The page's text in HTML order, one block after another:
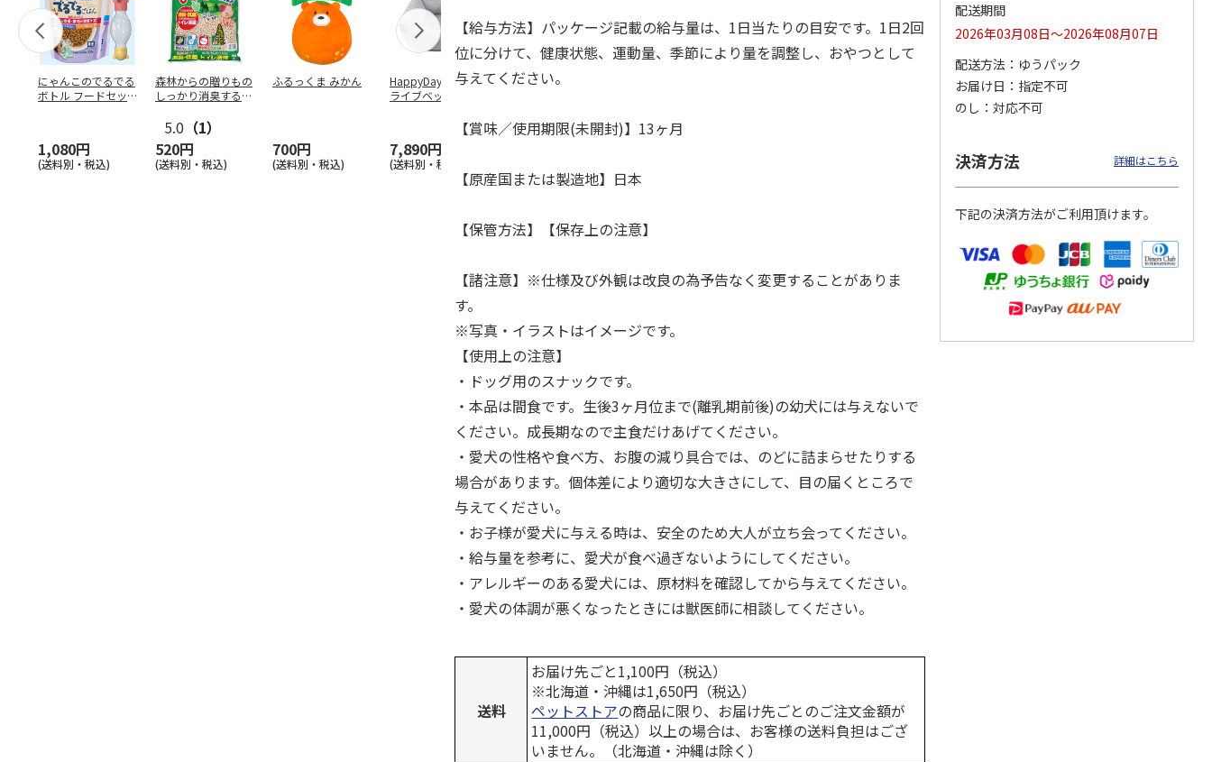
にゃんこのでるでる
ボトル フードセッ
1,080円
(送料別・税込)
森林からの贈りもの
しっかり消臭するひ
5.0 （1）
520円
(送料別・税込)
ふるっくま みかん
700円
(送料別・税込)
HappyDays 2wayド
ライブベッド グレ
7,890円
(送料別・税込)
獣医師開発 ニオイ
レー
ペット線香 虹のか
なた フルーティフ
ローラルの香り
590円
(送料別・税込) (送料別・税込)
【給与方法】パッケージ記載の給与量は、1日当たりの目安です。1日2回
位に分けて、健康状態、運動量、季節により量を調整し、おやつとして
与えてください。
【賞味／使用期限(未開封)】13ヶ月
【原産国または製造地】日本
【保管方法】【保存上の注意】
【諸注意】※仕様及び外観は改良の為予告なく変更することがありま
す。
※写真・イラストはイメージです。
【使用上の注意】
・ドッグ用のスナックです。
・本品は間食です。生後3ヶ月位まで(離乳期前後)の幼犬には与えないで
ください。成長期なので主食だけあげてください。
・愛犬の性格や食べ方、お腹の減り具合では、のどに詰まらせたりする
場合があります。個体差により適切な大きさにして、目の届くところで
与えてください。
・お子様が愛犬に与える時は、安全のため大人が立ち会ってください。
・給与量を参考に、愛犬が食べ過ぎないようにしてください。
・アレルギーのある愛犬には、原材料を確認してから与えてください。
・愛犬の体調が悪くなったときには獣医師に相談してください。
送料
お届け先ごと1,100円（税込）
※北海道・沖縄は1,650円（税込）
ペットストアの商品に限り、お届け先ごとのご注文金額が
11,000円（税込）以上の場合は、お客様の送料負担はござ
いません。（北海道・沖縄は除く）
配送期間
2026年03月08日～2026年08月07日
配送方法
ゆうパック
お届け日
指定不可
のし
対応不可
決済方法 詳細はこちら
下記の決済方法がご利用頂けます。